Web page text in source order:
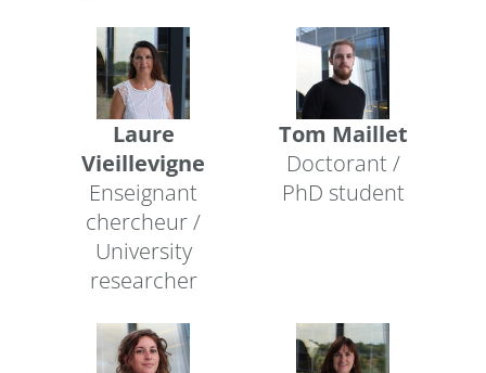
Laure
Vieillevigne
Enseignant
chercheur /
University
researcher
Tom Maillet
Doctorant /
PhD student